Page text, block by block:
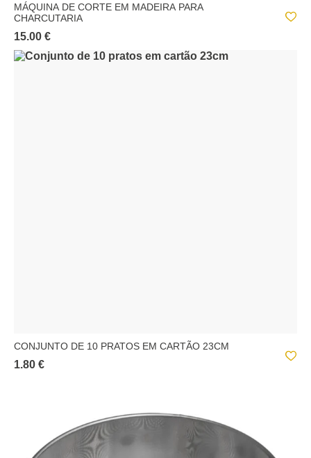
MÁQUINA DE CORTE EM MADEIRA PARA
CHARCUTARIA
15.00 €
CONJUNTO DE 10 PRATOS EM CARTÃO 23CM
1.80 €